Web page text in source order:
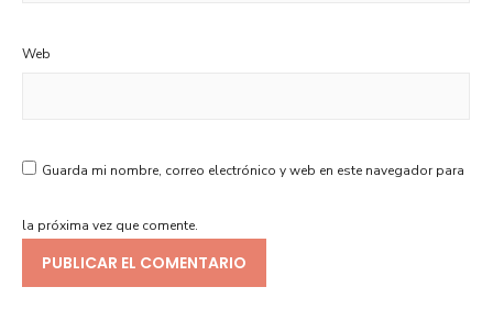
Web
Guarda mi nombre, correo electrónico y web en este navegador para
la próxima vez que comente.